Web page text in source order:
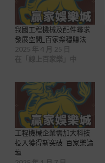
我國工程機械及配件尋求
發展空間_百家樂穩賺法
工程機械企業需加大科技
投入獲得新突破_百家樂論
壇